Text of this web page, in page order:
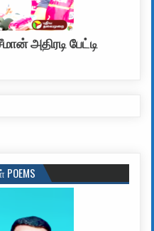
அதிரடி பேட்டி